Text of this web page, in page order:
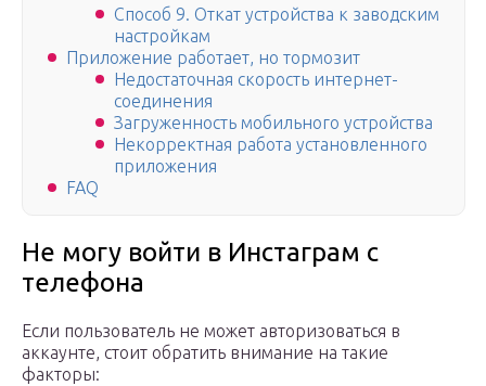
Способ 9. Откат устройства к заводским
настройкам
Приложение работает, но тормозит
Недостаточная скорость интернет-
соединения
Загруженность мобильного устройства
Некорректная работа установленного
приложения
FAQ
Не могу войти в Инстаграм с
телефона
Если пользователь не может авторизоваться в
аккаунте, стоит обратить внимание на такие
факторы: